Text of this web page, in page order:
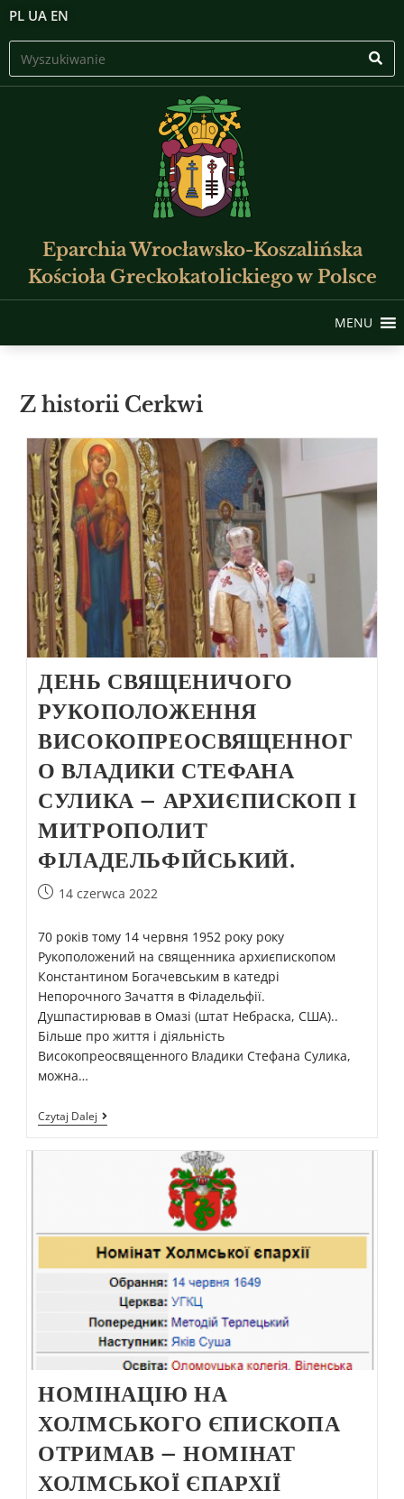
PL UA EN
Eparchia Wrocławsko-Koszalińska
Kościoła Greckokatolickiego w Polsce
MENU
Z historii Cerkwi
ДЕНЬ СВЯЩЕНИЧОГО
РУКОПОЛОЖЕННЯ
ВИСОКОПРЕОСВЯЩЕННОГ
О ВЛАДИКИ СТЕФАНА
СУЛИКА – АРХИЄПИСКОП І
МИТРОПОЛИТ
ФІЛАДЕЛЬФІЙСЬКИЙ.
14 czerwca 2022
70 років тому 14 червня 1952 pоку року
Рукоположений на священника архиєпископом
Константином Богачевським в катедрі
Непорочного Зачаття в Філадельфії.
Душпастирював в Омазі (штат Небраска, США)..
Більше про життя і діяльність
Високопреосвященного Владики Стефана Сулика,
можна…
Czytaj Dalej
НОМІНАЦІЮ НА
ХОЛМСЬКОГО ЄПИСКОПА
ОТРИМАВ – НОМІНАТ
ХОЛМСЬКОЇ ЄПАРХІЇ